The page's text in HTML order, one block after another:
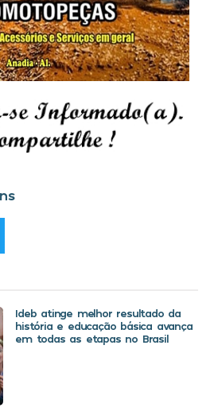
Ideb atinge melhor resultado da
história e educação básica avança
em todas as etapas no Brasil